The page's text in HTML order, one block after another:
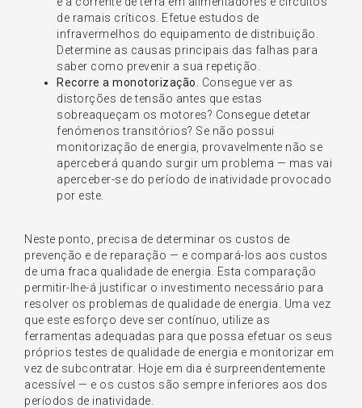
de ramais críticos. Efetue estudos de
infravermelhos do equipamento de distribuição.
Determine as causas principais das falhas para
saber como prevenir a sua repetição.
Recorre a monotorização.
Consegue ver as
distorções de tensão antes que estas
sobreaqueçam os motores? Consegue detetar
fenómenos transitórios? Se não possui
monitorização de energia, provavelmente não se
aperceberá quando surgir um problema — mas vai
aperceber-se do período de inatividade provocado
por este.
Neste ponto, precisa de determinar os custos de
prevenção e de reparação — e compará-los aos custos
de uma fraca qualidade de energia. Esta comparação
permitir-lhe-á justificar o investimento necessário para
resolver os problemas de qualidade de energia. Uma vez
que este esforço deve ser contínuo, utilize as
ferramentas adequadas para que possa efetuar os seus
próprios testes de qualidade de energia e monitorizar em
vez de subcontratar. Hoje em dia é surpreendentemente
acessível — e os custos são sempre inferiores aos dos
períodos de inatividade.